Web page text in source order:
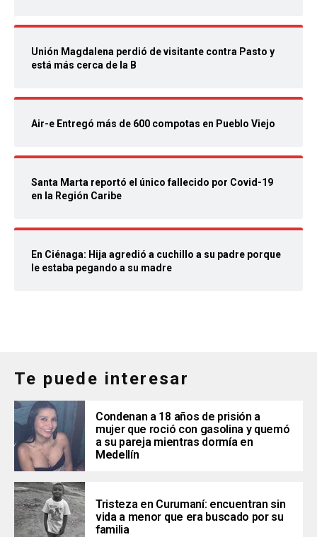
Unión Magdalena perdió de visitante contra Pasto y
está más cerca de la B
Air-e Entregó más de 600 compotas en Pueblo Viejo
Santa Marta reportó el único fallecido por Covid-19
en la Región Caribe
En Ciénaga: Hija agredió a cuchillo a su padre porque
le estaba pegando a su madre
Te puede interesar
Condenan a 18 años de prisión a
mujer que roció con gasolina y quemó
a su pareja mientras dormía en
Medellín
Tristeza en Curumaní: encuentran sin
vida a menor que era buscado por su
familia